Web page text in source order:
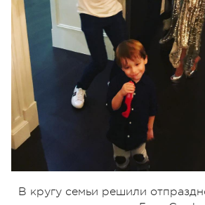
В кругу семьи решили